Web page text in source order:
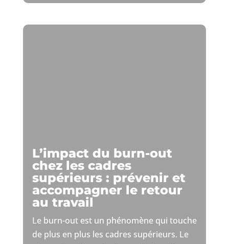
L’impact du burn-out
chez les cadres
supérieurs : prévenir et
accompagner le retour
au travail
Le burn-out est un phénomène qui touche
de plus en plus les cadres supérieurs. Le